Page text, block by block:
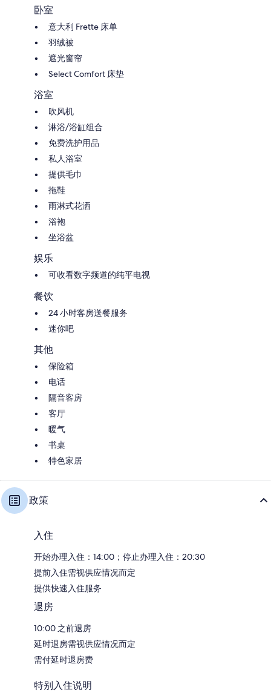
卧室
意大利 Frette 床单
羽绒被
遮光窗帘
Select Comfort 床垫
浴室
吹风机
淋浴/浴缸组合
免费洗护用品
私人浴室
提供毛巾
拖鞋
雨淋式花洒
浴袍
坐浴盆
娱乐
可收看数字频道的纯平电视
餐饮
24 小时客房送餐服务
迷你吧
其他
保险箱
电话
隔音客房
客厅
暖气
书桌
特色家居
政策
入住
开始办理入住：14:00；停止办理入住：20:30
提前入住需视供应情况而定
提供快速入住服务
退房
10:00 之前退房
延时退房需视供应情况而定
需付延时退房费
特别入住说明